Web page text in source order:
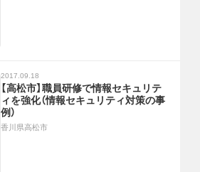
2017.09.18
【高松市】職員研修で情報セキュリテ
ィを強化（情報セキュリティ対策の事
例）
香川県高松市